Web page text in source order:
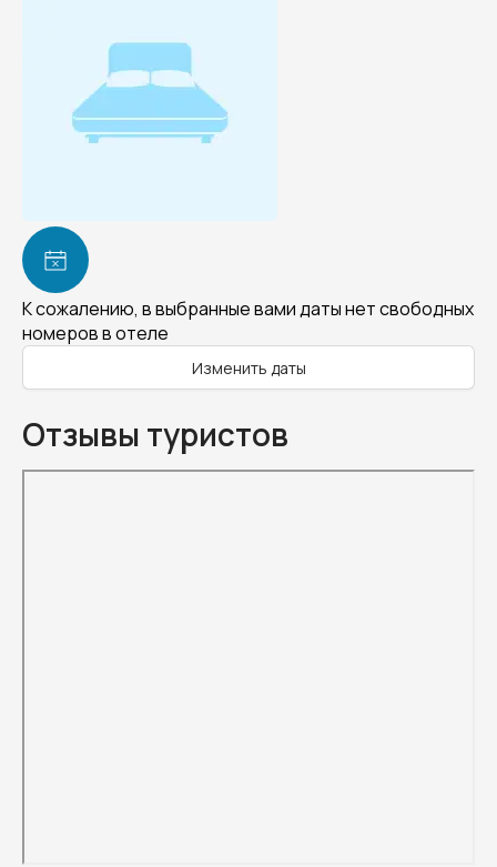
К сожалению, в выбранные вами даты нет свободных
номеров в отеле
Изменить даты
Отзывы туристов